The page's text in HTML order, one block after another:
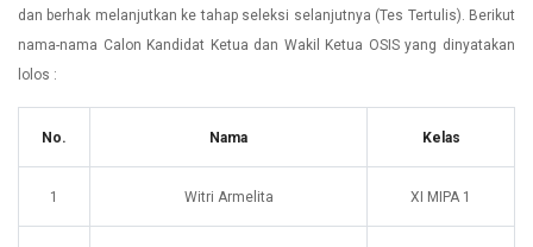
dan berhak melanjutkan ke tahap seleksi selanjutnya (Tes Tertulis). Berikut
nama-nama Calon Kandidat Ketua dan Wakil Ketua OSIS yang dinyatakan
lolos :
No. Nama Kelas
1 Witri Armelita XI MIPA 1